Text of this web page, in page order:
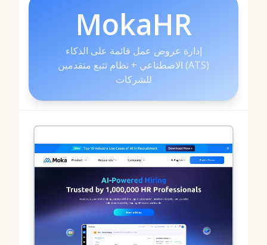
MokaHR
إدارة عروض عمل قائمة على الذكاء
الاصطناعي + نظام تتبع متقدمين (ATS)
للشركات